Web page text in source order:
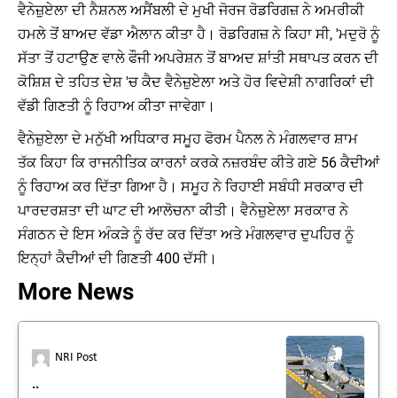
ਵੈਨੇਜ਼ੁਏਲਾ ਦੀ ਨੈਸ਼ਨਲ ਅਸੈਂਬਲੀ ਦੇ ਮੁਖੀ ਜੋਰਜ ਰੋਡਰਿਗਜ਼ ਨੇ ਅਮਰੀਕੀ
ਹਮਲੇ ਤੋਂ ਬਾਅਦ ਵੱਡਾ ਐਲਾਨ ਕੀਤਾ ਹੈ। ਰੋਡਰਿਗਜ਼ ਨੇ ਕਿਹਾ ਸੀ, 'ਮਦੁਰੋ ਨੂੰ
ਸੱਤਾ ਤੋਂ ਹਟਾਉਣ ਵਾਲੇ ਫੌਜੀ ਅਪਰੇਸ਼ਨ ਤੋਂ ਬਾਅਦ ਸ਼ਾਂਤੀ ਸਥਾਪਤ ਕਰਨ ਦੀ
ਕੋਸ਼ਿਸ਼ ਦੇ ਤਹਿਤ ਦੇਸ਼ 'ਚ ਕੈਦ ਵੈਨੇਜ਼ੁਏਲਾ ਅਤੇ ਹੋਰ ਵਿਦੇਸ਼ੀ ਨਾਗਰਿਕਾਂ ਦੀ
ਵੱਡੀ ਗਿਣਤੀ ਨੂੰ ਰਿਹਾਅ ਕੀਤਾ ਜਾਵੇਗਾ।
ਵੈਨੇਜ਼ੁਏਲਾ ਦੇ ਮਨੁੱਖੀ ਅਧਿਕਾਰ ਸਮੂਹ ਫੋਰਮ ਪੈਨਲ ਨੇ ਮੰਗਲਵਾਰ ਸ਼ਾਮ
ਤੱਕ ਕਿਹਾ ਕਿ ਰਾਜਨੀਤਿਕ ਕਾਰਨਾਂ ਕਰਕੇ ਨਜ਼ਰਬੰਦ ਕੀਤੇ ਗਏ 56 ਕੈਦੀਆਂ
ਨੂੰ ਰਿਹਾਅ ਕਰ ਦਿੱਤਾ ਗਿਆ ਹੈ। ਸਮੂਹ ਨੇ ਰਿਹਾਈ ਸਬੰਧੀ ਸਰਕਾਰ ਦੀ
ਪਾਰਦਰਸ਼ਤਾ ਦੀ ਘਾਟ ਦੀ ਆਲੋਚਨਾ ਕੀਤੀ। ਵੈਨੇਜ਼ੁਏਲਾ ਸਰਕਾਰ ਨੇ
ਸੰਗਠਨ ਦੇ ਇਸ ਅੰਕੜੇ ਨੂੰ ਰੱਦ ਕਰ ਦਿੱਤਾ ਅਤੇ ਮੰਗਲਵਾਰ ਦੁਪਹਿਰ ਨੂੰ
ਇਨ੍ਹਾਂ ਕੈਦੀਆਂ ਦੀ ਗਿਣਤੀ 400 ਦੱਸੀ।
More News
NRI Post
..